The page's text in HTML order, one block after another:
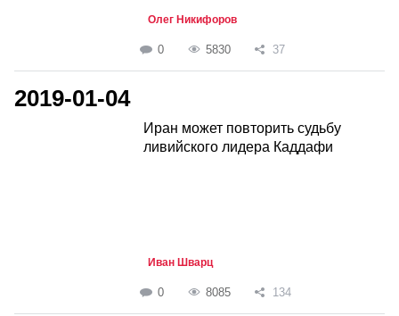
Олег Никифоров
0 5830 37
2019-01-04
Иран может повторить судьбу
ливийского лидера Каддафи
Иван Шварц
0 8085 134